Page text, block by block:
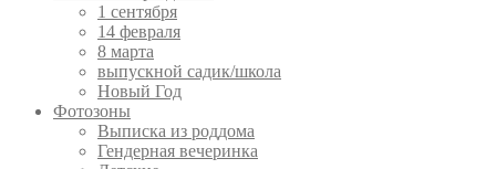
1 сентября
14 февраля
8 марта
выпускной садик/школа
Новый Год
Фотозоны
Выписка из роддома
Гендерная вечеринка